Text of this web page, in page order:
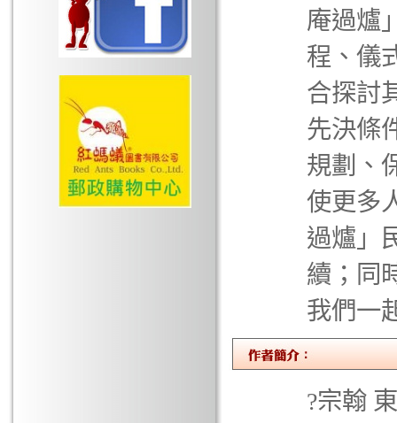
庵過爐
程、儀
合探討
先決條
規劃、
使更多
過爐」
續；同
我們一
?宗翰